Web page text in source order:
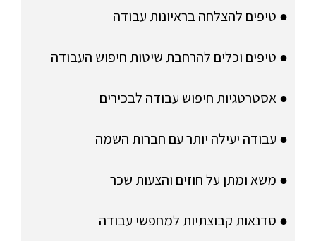
● טיפים להצלחה בראיונות עבודה
● טיפים וכלים להרחבת שיטות חיפוש העבודה
● אסטרטגיות חיפוש עבודה לבכירים
● עבודה יעילה יותר עם חברות השמה
● משא ומתן על חוזים והצעות שכר
● סדנאות קבוצתיות למחפשי עבודה